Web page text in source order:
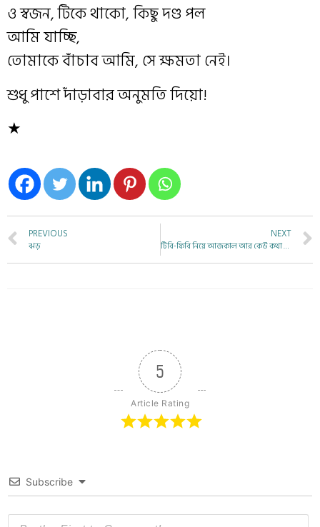
ও স্বজন, টিকে থাকো, কিছু দণ্ড পল
আমি যাচ্ছি,
তোমাকে বাঁচাব আমি, সে ক্ষমতা নেই।
শুধু পাশে দাঁড়াবার অনুমতি দিয়ো!
★
PREVIOUS
ঝড়
NEXT
টিবি-ফিবি নিয়ে আজকাল আর কেউ কথা বলে না।
5
Article Rating
Subscribe